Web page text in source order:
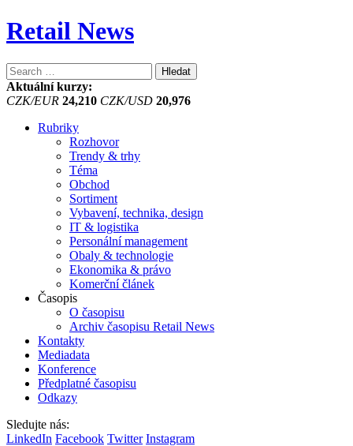
Retail News
Vyhledávání
Aktuální kurzy:
CZK/EUR 24,210 CZK/USD 20,976
Rubriky
Rozhovor
Trendy & trhy
Téma
Obchod
Sortiment
Vybavení, technika, design
IT & logistika
Personální management
Obaly & technologie
Ekonomika & právo
Komerční článek
Časopis
O časopisu
Archiv časopisu Retail News
Kontakty
Mediadata
Konference
Předplatné časopisu
Odkazy
Sledujte nás:
LinkedIn Facebook Twitter Instagram